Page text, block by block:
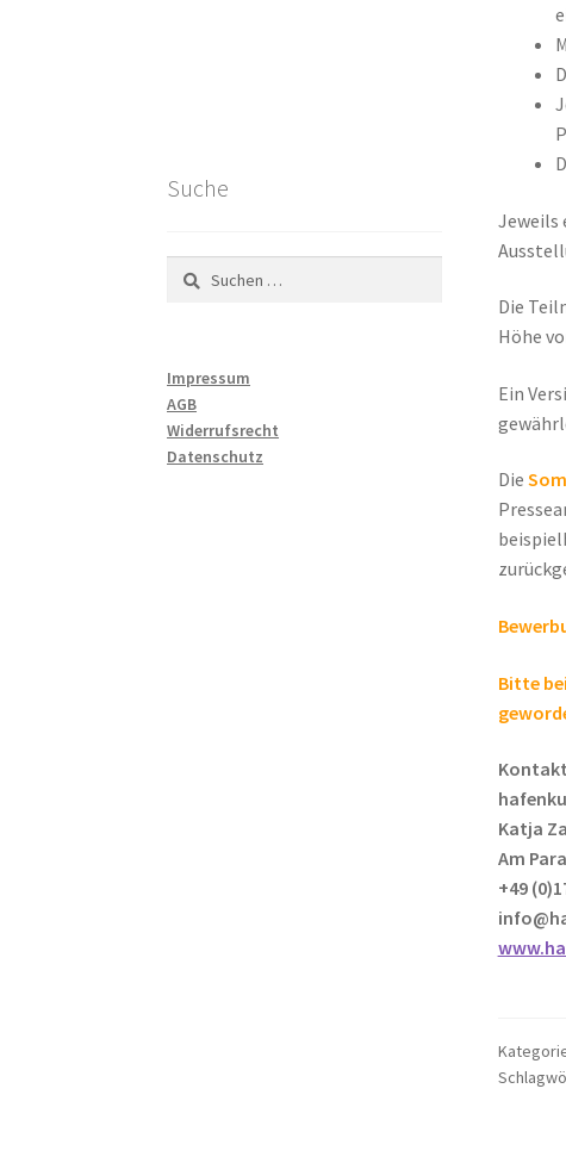
Jeweils
Die
Höhe
Ein
Die
Bitte
Katja
Am
+49
Suche
Suchen
nach:
Impressum
AGB
Widerrufsrecht
Datenschutz